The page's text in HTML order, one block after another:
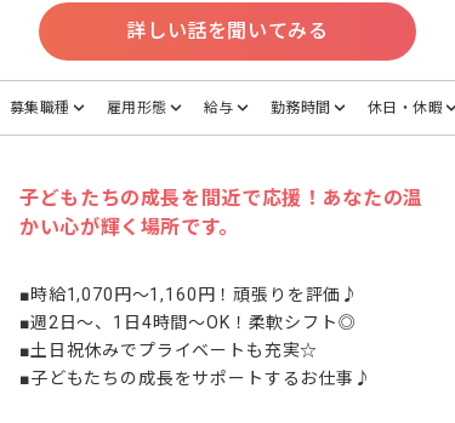
詳しい話を聞いてみる
募集職種 雇用形態 給与 勤務時間 休日・休暇
子どもたちの成長を間近で応援！あなたの温
かい心が輝く場所です。
■時給1,070円～1,160円！頑張りを評価♪
■週2日～、1日4時間～OK！柔軟シフト◎
■土日祝休みでプライベートも充実☆
■子どもたちの成長をサポートするお仕事♪